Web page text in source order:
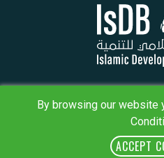
By browsing our website
ACCEPT
والأحكام
الموقع
RSS